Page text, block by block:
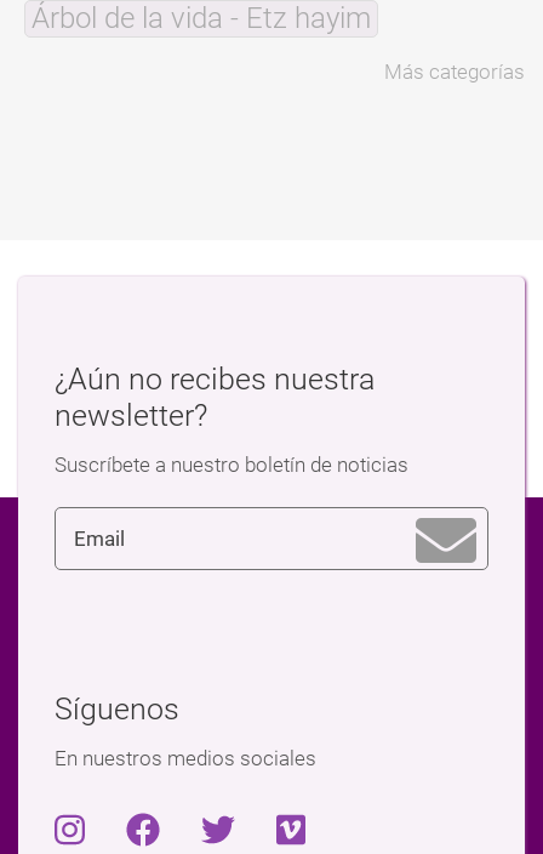
Árbol de la vida - Etz hayim
Más categorías
¿Aún no recibes nuestra
newsletter?
Suscríbete a nuestro boletín de noticias
Síguenos
En nuestros medios sociales